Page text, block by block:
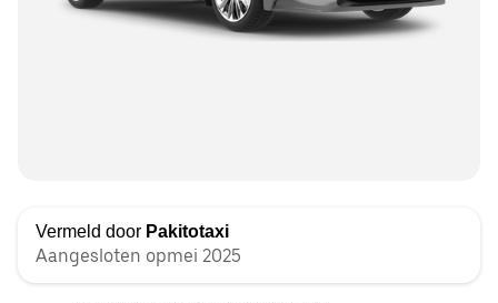
Vermeld door Pakitotaxi
Aangesloten opmei 2025